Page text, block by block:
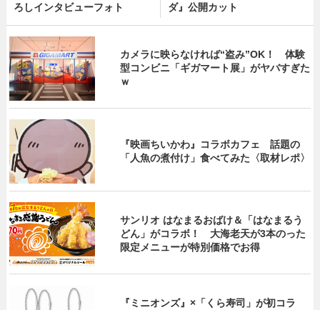
ろしインタビューフォト
ダ』公開カット
カメラに映らなければ“盗み”OK！ 体験
型コンビニ「ギガマート展」がヤバすぎた
ｗ
『映画ちいかわ』コラボカフェ 話題の
「人魚の煮付け」食べてみた〈取材レポ〉
サンリオ はなまるおばけ＆「はなまるう
どん」がコラボ！ 大海老天が3本のった
限定メニューが特別価格でお得
『ミニオンズ』×「くら寿司」が初コラ